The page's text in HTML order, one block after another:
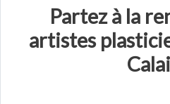
Partez à la
artistes